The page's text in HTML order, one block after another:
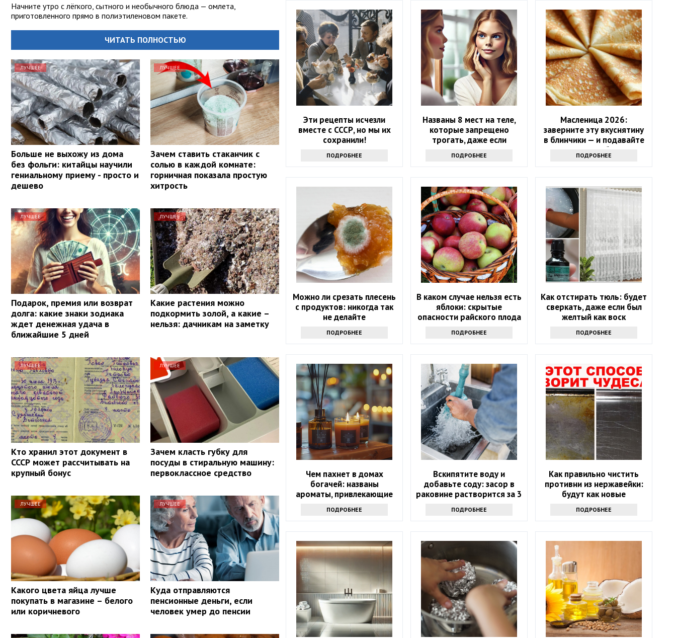
Начните утро с лёгкого, сытного и необычного блюда — омлета,
приготовленного прямо в полиэтиленовом пакете.
ЧИТАТЬ ПОЛНОСТЬЮ
ЛУЧШЕЕ
Больше не выхожу из дома
без фольги: китайцы научили
гениальному приему - просто и
дешево
ЛУЧШЕЕ
Зачем ставить стаканчик с
солью в каждой комнате:
горничная показала простую
хитрость
ЛУЧШЕЕ
Подарок, премия или возврат
долга: какие знаки зодиака
ждет денежная удача в
ближайшие 5 дней
ЛУЧШЕЕ
Какие растения можно
подкормить золой, а какие –
нельзя: дачникам на заметку
ЛУЧШЕЕ
Кто хранил этот документ в
СССР может рассчитывать на
крупный бонус
ЛУЧШЕЕ
Зачем класть губку для
посуды в стиральную машину:
первоклассное средство
ЛУЧШЕЕ
Какого цвета яйца лучше
покупать в магазине – белого
или коричневого
ЛУЧШЕЕ
Куда отправляются
пенсионные деньги, если
человек умер до пенсии
Эти рецепты исчезли
вместе с СССР, но мы их
сохранили!
ПОДРОБНЕЕ
Названы 8 мест на теле,
которые запрещено
трогать, даже если
ПОДРОБНЕЕ
Масленица 2026:
заверните эту вкуснятину
в блинчики — и подавайте
как главное блюдо
ПОДРОБНЕЕ
Можно ли срезать плесень
с продуктов: никогда так
не делайте
ПОДРОБНЕЕ
В каком случае нельзя есть
яблоки: скрытые
опасности райского плода
ПОДРОБНЕЕ
Как отстирать тюль: будет
сверкать, даже если был
желтый как воск
ПОДРОБНЕЕ
Чем пахнет в домах
богачей: названы
ароматы, привлекающие
ПОДРОБНЕЕ
Вскипятите воду и
добавьте соду: засор в
раковине растворится за 3
ПОДРОБНЕЕ
Как правильно чистить
противни из нержавейки:
будут как новые
ПОДРОБНЕЕ